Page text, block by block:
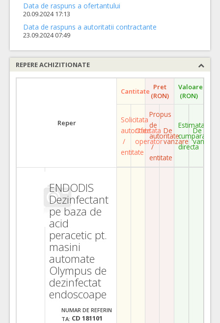
Data de raspuns a ofertantului
20.09.2024 17:13
Data de raspuns a autoritatii contractante
23.09.2024 07:49
REPERE ACHIZITIONATE
Reper
Cantitate Pret
(RON)
Valoare
(RON)
Solicitata
autoritate
/
entitate
Ofertata
operator
Propus
de
autoritate
/
entitate
De
vanzare
Estimata
cumparare
directa
De
vanzare
ENDODIS
Dezinfectant
pe baza de
acid
peracetic pt.
masini
automate
Olympus de
dezinfectat
endoscoape
NUMAR DE REFERIN
TA: CD 181101